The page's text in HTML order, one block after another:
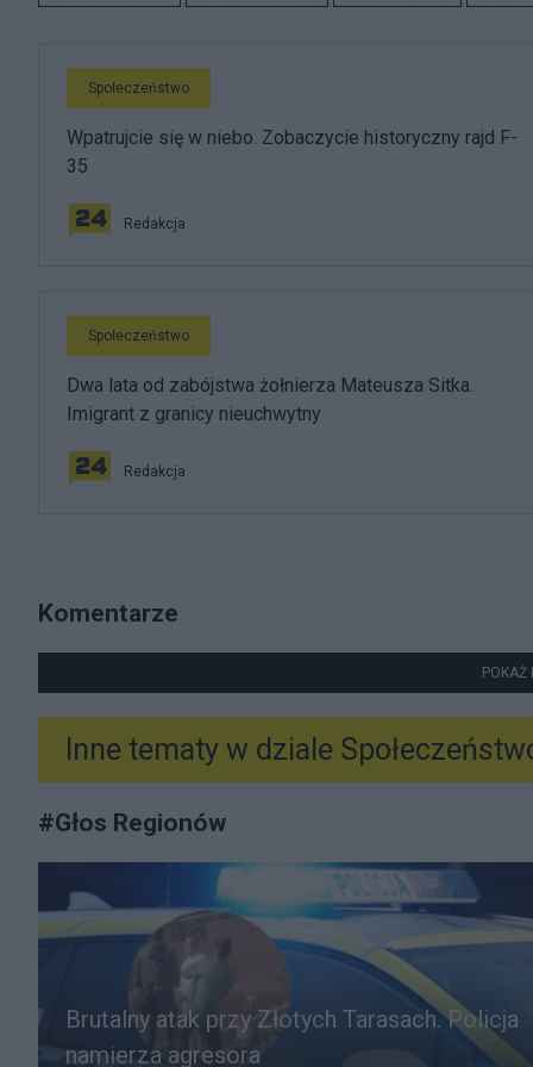
Społeczeństwo
Wpatrujcie się w niebo. Zobaczycie historyczny rajd F-
35
Redakcja
Społeczeństwo
Dwa lata od zabójstwa żołnierza Mateusza Sitka.
Imigrant z granicy nieuchwytny
Redakcja
Komentarze
POKAŻ
Inne tematy w dziale
#Głos Regionów
Brutalny atak przy Złotych Tarasach. Policja
namierza agresora